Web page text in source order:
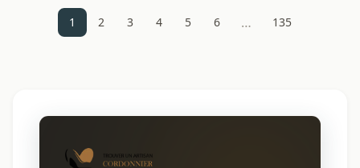
1 2 3 4 5 6 … 135